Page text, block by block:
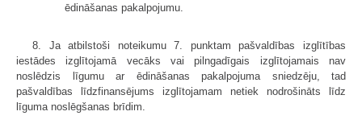
ēdināšanas pakalpojumu.
8. Ja atbilstoši noteikumu 7. punktam pašvaldības izglītības
iestādes izglītojamā vecāks vai pilngadīgais izglītojamais nav
noslēdzis līgumu ar ēdināšanas pakalpojuma sniedzēju, tad
pašvaldības līdzfinansējums izglītojamam netiek nodrošināts līdz
līguma noslēgšanas brīdim.